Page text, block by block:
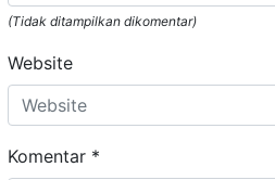
(Tidak ditampilkan dikomentar)
Website
Komentar *